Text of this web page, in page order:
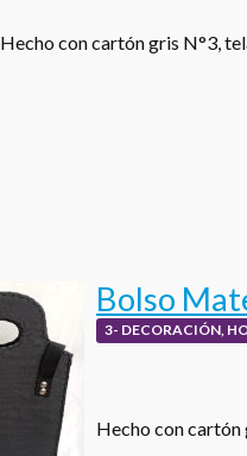
Hecho con cartón gris N°3,
Bolso
3- DECORACIÓN,
Hecho con cartón